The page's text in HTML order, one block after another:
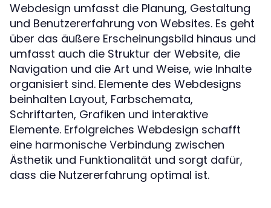
Webdesign umfasst die Planung, Gestaltung
und Benutzererfahrung von Websites. Es geht
über das äußere Erscheinungsbild hinaus und
umfasst auch die Struktur der Website, die
Navigation und die Art und Weise, wie Inhalte
organisiert sind. Elemente des Webdesigns
beinhalten Layout, Farbschemata,
Schriftarten, Grafiken und interaktive
Elemente. Erfolgreiches Webdesign schafft
eine harmonische Verbindung zwischen
Ästhetik und Funktionalität und sorgt dafür,
dass die Nutzererfahrung optimal ist.